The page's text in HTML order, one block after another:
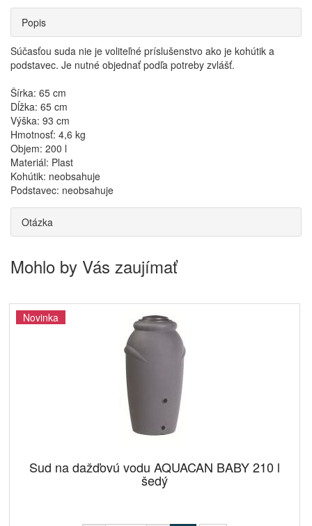
Popis
Súčasťou suda nie je voliteľné príslušenstvo ako je kohútik a
podstavec. Je nutné objednať podľa potreby zvlášť.
Šírka: 65 cm
Dĺžka: 65 cm
Výška: 93 cm
Hmotnosť: 4,6 kg
Objem: 200 l
Materiál: Plast
Kohútik: neobsahuje
Podstavec: neobsahuje
Otázka
Mohlo by Vás zaujímať
Novinka
Sud na dažďovú vodu AQUACAN BABY 210 l
šedý